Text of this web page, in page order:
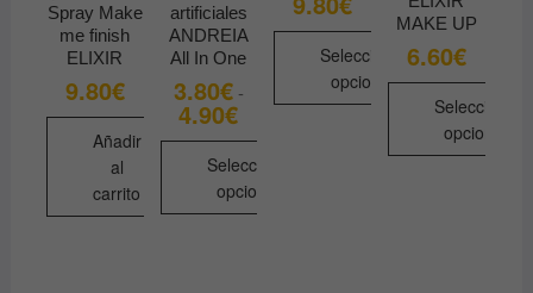
producto
Spray Make
me finish
ELIXIR
9.80€
Añadir
al
carrito
artificiales
ANDREIA
All In One
3.80€ -
4.90€Rango
de
precios:
desde
3.80€
hasta
4.90€
Seleccionar
opciones
Seleccionar
opciones
MAKE UP
6.60€
Seleccionar
opciones